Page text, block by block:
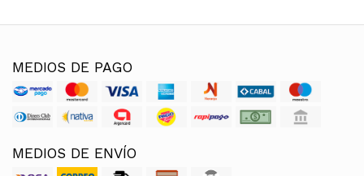
MEDIOS DE PAGO
MEDIOS DE ENVÍO